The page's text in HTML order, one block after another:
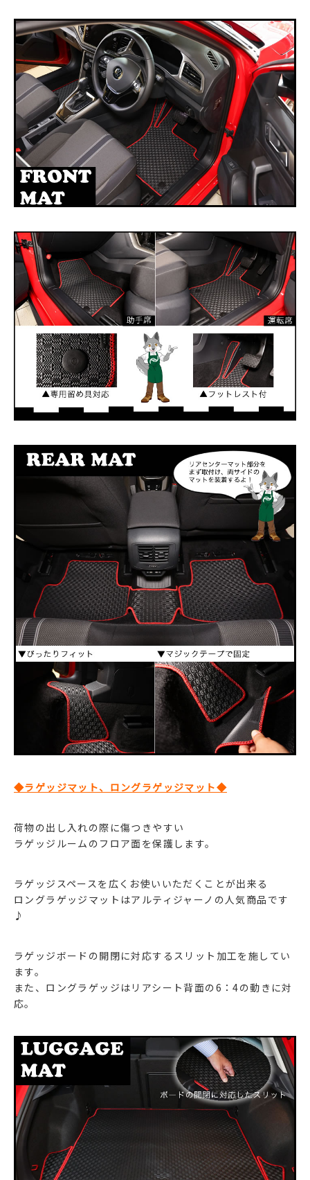
◆ラゲッジマット、ロングラゲッジマット◆
荷物の出し入れの際に傷つきやすい
ラゲッジルームのフロア面を保護します。
ラゲッジスペースを広くお使いいただくことが出来る
ロングラゲッジマットはアルティジャーノの人気商品です
♪
ラゲッジボードの開閉に対応するスリット加工を施してい
ます。
また、ロングラゲッジはリアシート背面の6：4の動きに対
応。